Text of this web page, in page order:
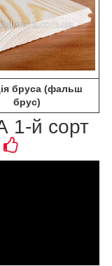
бруса (фальш
брус)
й сорт